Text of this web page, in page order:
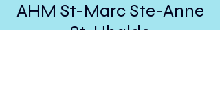
AHM St-Marc Ste-Anne
St-Ubalde